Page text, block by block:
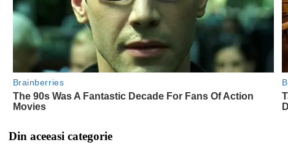
Din aceeasi categorie